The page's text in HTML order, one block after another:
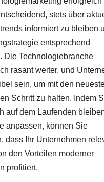
stets über
informiert zu bleiben
entsprechend
Die Technologiebranche
rasant weiter, und
sein, um mit den
Schritt zu halten. Indem
auf dem Laufenden
anpassen, können Sie
dass Ihr Unternehmen
den Vorteilen moderner
profitiert.